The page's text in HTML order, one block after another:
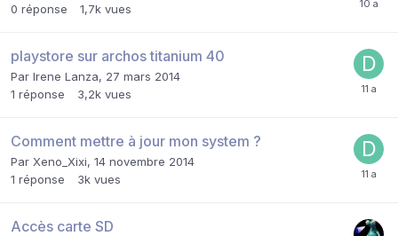
0 réponse 1,7k vues
playstore sur archos titanium 40
Par Irene Lanza, 27 mars 2014
1 réponse 3,2k vues
Comment mettre à jour mon system ?
Par Xeno_Xixi, 14 novembre 2014
1 réponse 3k vues
Accès carte SD